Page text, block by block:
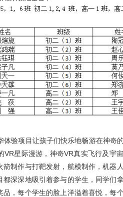
项目让孩子们快乐地畅游在神奇
星际漫游，神奇VR真实飞行及宇
制作与打靶发射，航模制作，机器
深深地吸引着参与的学生，同学们
，每个学生的脸上洋溢着喜悦，每